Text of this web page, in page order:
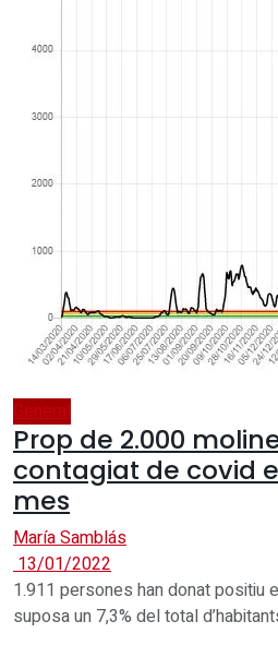
General
Prop de 2.000
contagiat de covid
mes
María Samblás
13/01/2022
1.911 persones han donat positiu
suposa un 7,3% del total